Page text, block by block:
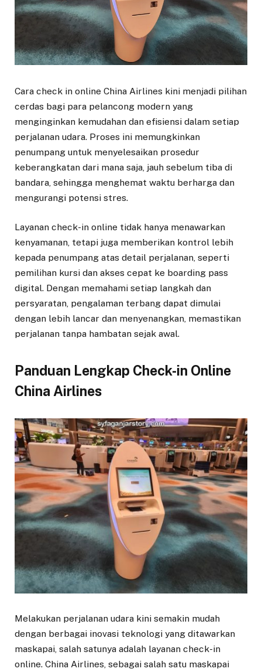
Cara check in online China Airlines kini menjadi pilihan
cerdas bagi para pelancong modern yang
menginginkan kemudahan dan efisiensi dalam setiap
perjalanan udara. Proses ini memungkinkan
penumpang untuk menyelesaikan prosedur
keberangkatan dari mana saja, jauh sebelum tiba di
bandara, sehingga menghemat waktu berharga dan
mengurangi potensi stres.
Layanan check-in online tidak hanya menawarkan
kenyamanan, tetapi juga memberikan kontrol lebih
kepada penumpang atas detail perjalanan, seperti
pemilihan kursi dan akses cepat ke boarding pass
digital. Dengan memahami setiap langkah dan
persyaratan, pengalaman terbang dapat dimulai
dengan lebih lancar dan menyenangkan, memastikan
perjalanan tanpa hambatan sejak awal.
Panduan Lengkap Check-in Online
China Airlines
Melakukan perjalanan udara kini semakin mudah
dengan berbagai inovasi teknologi yang ditawarkan
maskapai, salah satunya adalah layanan check-in
online. China Airlines, sebagai salah satu maskapai